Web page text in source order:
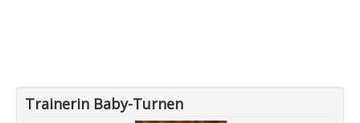
Trainerin Baby-Turnen